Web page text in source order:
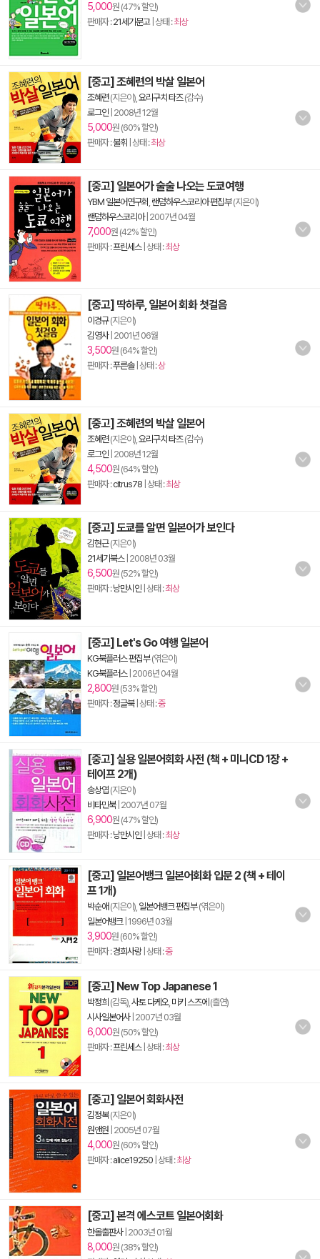
5,000원 (47% 할인)
판매자 :21세기문고| 상태 :최상
[중고] 조혜련의 박살 일본어
조혜련(지은이), 요리구치 타즈(감수)
로그인 2008년 12월
5,000원 (60% 할인)
판매자 :불휘 | 상태 :최상
[중고] 일본어가 술술 나오는 도쿄여행
YBM 일본어연구회 랜덤하우스코리아 편집부(지은이)
랜덤하우스코리아| 2007년 04월
7,000원 (42% 할인)
판매자 :프린세스| 상태 :최상
[중고] 딱하루, 일본어 회화 첫걸음
이경규(지은이)
김영사| 2001년 06월
3,500원 (64% 할인)
판매자 :푸른솔| 상태 :상
[중고] 조혜련의 박살 일본어
조혜련(지은이), 요리구치 타즈(감수)
로그인 2008년 12월
4,500원 (64% 할인)
판매자 :citrus78 | 상태 :최상
[중고] 도쿄를 알면 일본어가 보인다
김현근(지은이)
21세기북스| 2008년 03월
6,500원 (52% 할인)
판매자 :낭만시인 | 상태 :최상
[중고] Let's Go 여행 일본어
KG북플러스 편집부(엮은이)
KG북플러스| 2006년 04월
2,800원 (53% 할인)
판매자 :정글북| 상태 :중
[중고] 실용 일본어회화 사전 (책 + 미니CD 1장 +
테이프 2개)
송상엽 (지은이)
비타민북| 2007년 07월
6,900원 (47% 할인)
판매자 :낭만시인 | 상태 :최상
[중고] 일본어뱅크 일본어회화 입문 2 (책 + 테이
프 1개)
박순애 (지은이), 일본어뱅크 편집부(엮은이)
일본어뱅크| 1996년 03월
3,900원 (60% 할인)
판매자 :경희사랑| 상태 :중
[중고] New Top Japanese 1
박정희 (감독), 사토 다케오, 미키 스즈에 (출연)
시사일본어사| 2007년 03월
6,000원 (50% 할인)
판매자 :프린세스| 상태 :최상
[중고] 일본어 회화사전
김정복(지은이)
원앤원 2005년 07월
4,000원 (60% 할인)
판매자 :alice19250 | 상태 :최상
[중고] 본격 에스코트 일본어회화
한올출판사| 2003년 01월
8,000원 (38% 할인)